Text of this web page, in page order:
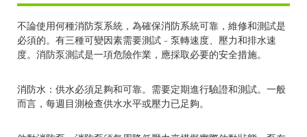
不論使用何種消防泵系統，為確保消防系統可靠，維修和測試是
必須的。有三種可變因素需要測試 – 泵轉速度、壓力和排水速
度。消防泵測試是一項危險作業，應採取必要的安全措施。
消防水：供水必須足夠和可靠。需要定期進行驗證和測試。一般
而言，每週目測檢查供水水平或壓力已足夠。